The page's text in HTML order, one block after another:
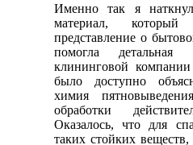
Именно так я
материал,
представление о
помогла
клининговой
было доступно
химия
обработки
Оказалось, что для
таких стойких